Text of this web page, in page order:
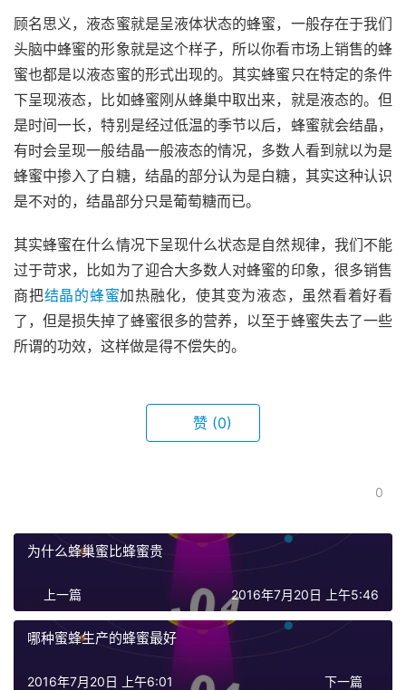
顾名思义，液态蜜就是呈液体状态的蜂蜜，一般存在于我们
头脑中蜂蜜的形象就是这个样子，所以你看市场上销售的蜂
蜜也都是以液态蜜的形式出现的。其实蜂蜜只在特定的条件
下呈现液态，比如蜂蜜刚从蜂巢中取出来，就是液态的。但
是时间一长，特别是经过低温的季节以后，蜂蜜就会结晶，
有时会呈现一般结晶一般液态的情况，多数人看到就以为是
蜂蜜中掺入了白糖，结晶的部分认为是白糖，其实这种认识
是不对的，结晶部分只是葡萄糖而已。
其实蜂蜜在什么情况下呈现什么状态是自然规律，我们不能
过于苛求，比如为了迎合大多数人对蜂蜜的印象，很多销售
商把结晶的蜂蜜加热融化，使其变为液态，虽然看着好看
了，但是损失掉了蜂蜜很多的营养，以至于蜂蜜失去了一些
所谓的功效，这样做是得不偿失的。
赞 (0)
0
为什么蜂巢蜜比蜂蜜贵
上一篇 2016年7月20日 上午5:46
哪种蜜蜂生产的蜂蜜最好
下一篇
2016年7月20日 上午6:01